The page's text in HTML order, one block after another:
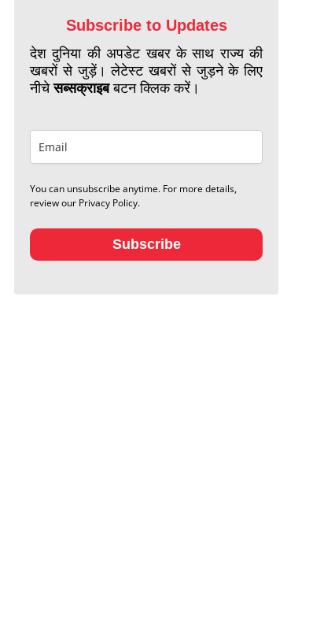
Subscribe to Updates
देश दुनिया की अपडेट खबर के साथ राज्य की
खबरों से जुड़ें। लेटेस्ट खबरों से जुड़ने के लिए
नीचेसब्सक्राइबबटन क्लिक करें।
You can unsubscribe anytime. For more details,
review our Privacy Policy.
Subscribe